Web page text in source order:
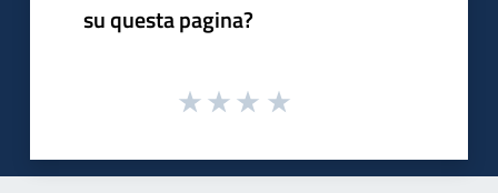
su questa pagina?